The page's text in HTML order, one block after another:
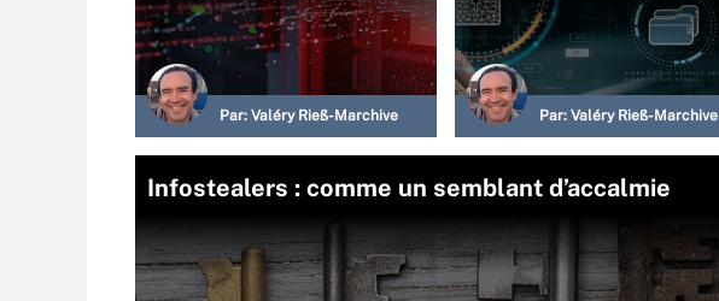
Par: Valéry Rieß-Marchive Par: Valéry Rieß-Marchive
Infostealers : comme un semblant d’accalmie